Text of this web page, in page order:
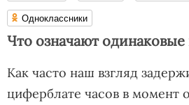
Одноклассники
Что означают
Как часто наш взгляд
циферблате часов в момент